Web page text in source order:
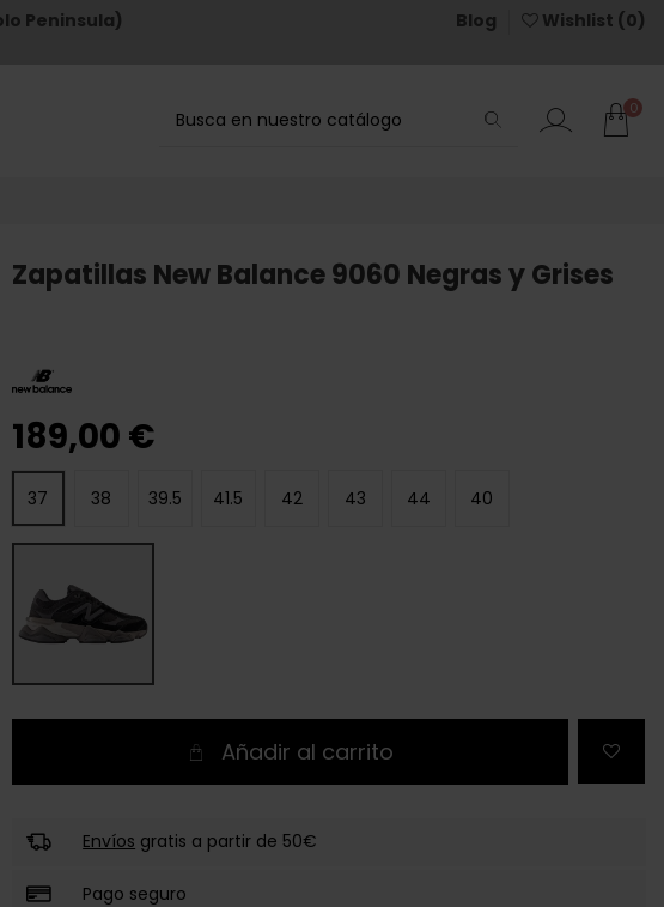
Peninsula) Blog Wishlist (0)
0
Zapatillas New Balance 9060 Negras y Grises
189,00 €
37 38 39.5 41.5 42 43 44 40
Añadir al carrito
Envíos gratis a partir de 50€
Pago seguro